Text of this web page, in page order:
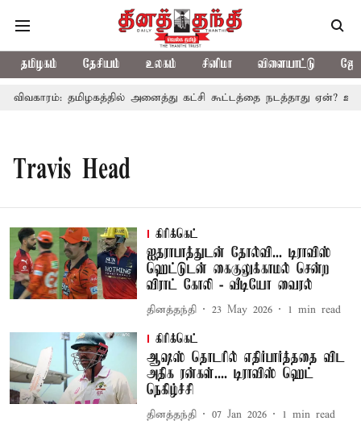
தமிழகம் தேசியம் உலகம் சினிமா விளையாட்டு
விவகாரம்: தமிழகத்தில் அனைத்து கட்சி கூட்டத்தை நடத்தாது ஏன்?
Travis Head
கிரிக்கெட்
ஐதராபாத்துடன் தோல்வி... டிராவிஸ்
ஹெட்டுடன் கைகுலுக்காமல் சென்ற
விராட் கோலி - வீடியோ வைரல்
தினத்தந்தி 23 May 2026 1 min read
கிரிக்கெட்
ஆஷஸ் தொடரில் எதிர்பார்த்ததை விட
அதிக ரன்கள்.... டிராவிஸ் ஹெட்
நெகிழ்ச்சி
தினத்தந்தி 07 Jan 2026 1 min read